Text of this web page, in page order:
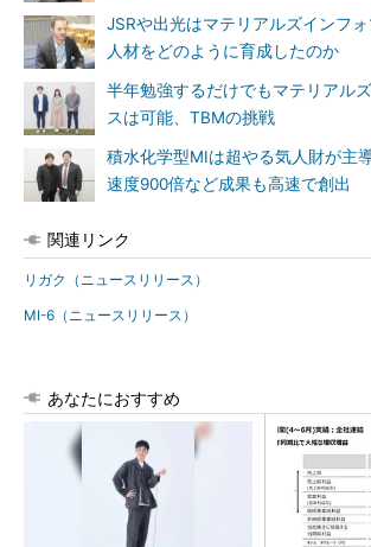
JSRや出光はマテリアルズインフ
人材をどのように育成したのか
半年勉強するだけでもマテリアル
スは可能、TBMの挑戦
積水化学型MIは超やる気人財が主
速度900倍など成果も高速で創出
関連リンク
リガク（ニュースリリース）
MI-6（ニュースリリース）
あなたにおすすめ